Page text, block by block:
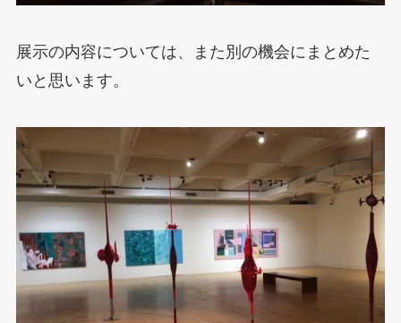
展示の内容については、また別の機会にまとめた
いと思います。